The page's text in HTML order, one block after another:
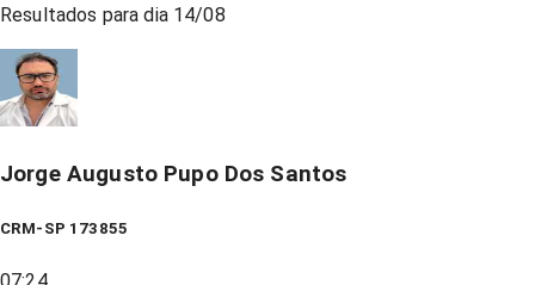
Resultados para dia 14/08
Jorge Augusto Pupo Dos Santos
CRM-SP 173855
07:24